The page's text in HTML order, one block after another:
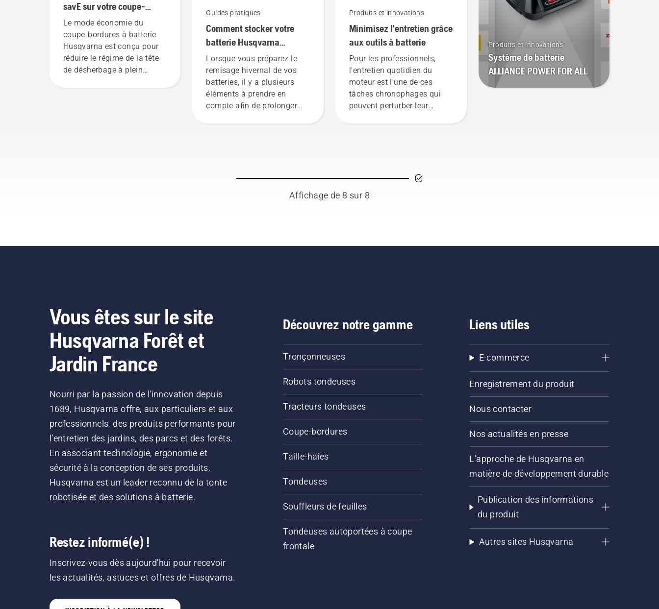
savE sur votre coupe-
bordures à batterie
Le mode économie du
coupe-bordures à batterie
Husqvarna est conçu pour
réduire le régime de la tête
de désherbage à plein
Guides pratiques
Comment stocker votre
batterie Husqvarna
pendant l'hiver
Lorsque vous préparez le
remisage hivernal de vos
batteries, il y a plusieurs
éléments à prendre en
compte afin de prolonger
Produits et innovations
Minimisez l'entretien grâce
aux outils à batterie
Pour les professionnels,
l'entretien quotidien du
moteur est l'une de ces
tâches chronophages qui
peuvent perturber leur
Produits et innovations
Système de batterie
ALLIANCE POWER FOR ALL
Affichage de 8 sur 8
Vous êtes sur le site
Husqvarna Forêt et
Jardin France
Nourri par la passion de l'innovation depuis
1689, Husqvarna offre, aux particuliers et aux
professionnels, des produits performants pour
l’entretien des jardins, des parcs et des forêts.
En associant technologie, ergonomie et
sécurité à la conception de ses produits,
Husqvarna est un leader reconnu de la tonte
robotisée et des solutions à batterie.
Restez informé(e) !
Inscrivez-vous dès aujourd'hui pour recevoir
les actualités, astuces et offres de Husqvarna.
Découvrez notre gamme
Tronçonneuses
Robots tondeuses
Tracteurs tondeuses
Coupe-bordures
Taille-haies
Tondeuses
Souffleurs de feuilles
Tondeuses autoportées à coupe
frontale
Liens utiles
E-commerce
Enregistrement du produit
Nous contacter
Nos actualités en presse
L'approche de Husqvarna en
matière de développement durable
Publication des informations
du produit
Autres sites Husqvarna